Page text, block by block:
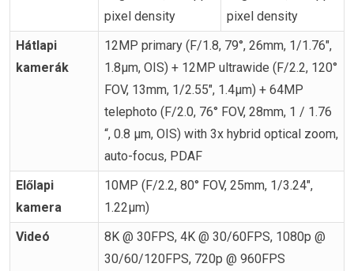
pixel density
pixel density
Hátlapi
kamerák
12MP primary (F/1.8, 79°, 26mm, 1/1.76″,
1.8µm, OIS) + 12MP ultrawide (F/2.2, 120°
FOV, 13mm, 1/2.55″, 1.4µm) + 64MP
telephoto (F/2.0, 76° FOV, 28mm, 1 / 1.76
“, 0.8 µm, OIS) with 3x hybrid optical zoom,
auto-focus, PDAF
Előlapi
kamera
10MP (F/2.2, 80° FOV, 25mm, 1/3.24″,
1.22µm)
Videó
8K @ 30FPS, 4K @ 30/60FPS, 1080p @
30/60/120FPS, 720p @ 960FPS